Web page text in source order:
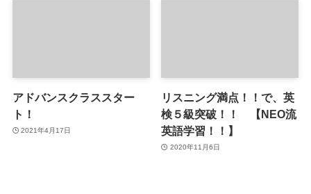
アドバンスクラススター
ト！
2021年4月17日
リスニング満点！！で、英
検５級突破！！ 【NEO流
英語学習！！】
2020年11月6日